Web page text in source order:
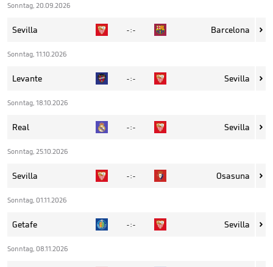
Sonntag, 20.09.2026
Sevilla - : - Barcelona 
Sonntag, 11.10.2026
Levante - : - Sevilla 
Sonntag, 18.10.2026
Real - : - Sevilla 
Sonntag, 25.10.2026
Sevilla - : - Osasuna 
Sonntag, 01.11.2026
Getafe - : - Sevilla 
Sonntag, 08.11.2026